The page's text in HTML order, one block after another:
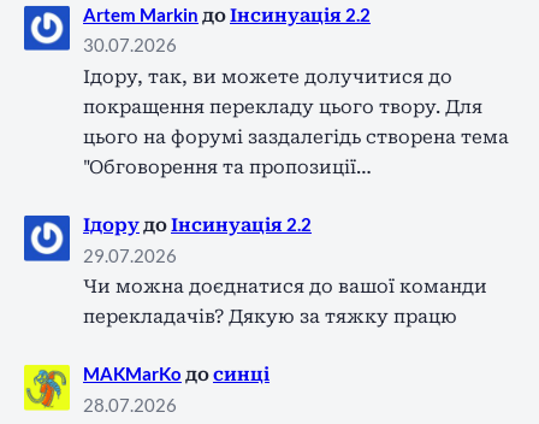
Artem Markin доІнсинуація 2.2
30.07.2026
Ідору, так, ви можете долучитися до
покращення перекладу цього твору. Для
цього на форумі заздалегідь створена тема
"Обговорення та пропозиції…
Ідору доІнсинуація 2.2
29.07.2026
Чи можна доєднатися до вашої команди
перекладачів? Дякую за тяжку працю
MAKMarKo досинці
28.07.2026